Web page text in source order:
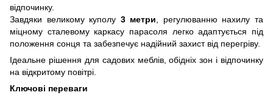
відпочинку.
Завдяки великому куполу 3 метри , регулюванню нахилу та
міцному сталевому каркасу парасоля легко адаптується під
положення сонця та забезпечує надійний захист від перегріву.
Ідеальне рішення для садових меблів, обідніх зон і відпочинку
на відкритому повітрі.
Ключові переваги